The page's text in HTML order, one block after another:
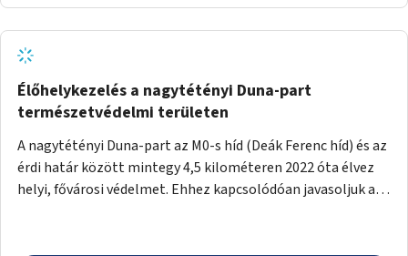
Élőhelykezelés a nagytétényi Duna-part
természetvédelmi területen
A nagytétényi Duna-part az M0-s híd (Deák Ferenc híd) és az
érdi határ között mintegy 4,5 kilométeren 2022 óta élvez
helyi, fővárosi védelmet. Ehhez kapcsolódóan javasoljuk a